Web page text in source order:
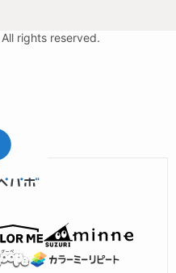
rights reserved.